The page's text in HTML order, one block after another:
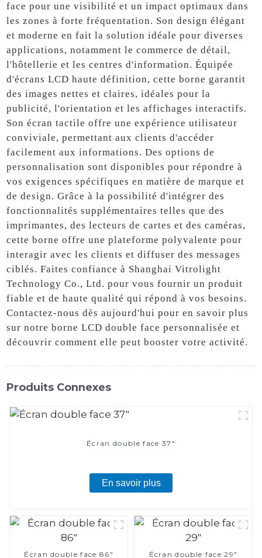
face pour une visibilité et un impact optimaux dans
les zones à forte fréquentation. Son design élégant
et moderne en fait la solution idéale pour diverses
applications, notamment le commerce de détail,
l'hôtellerie et les centres d'information. Équipée
d'écrans LCD haute définition, cette borne garantit
des images nettes et claires, idéales pour la
publicité, l'orientation et les affichages interactifs.
Son écran tactile offre une expérience utilisateur
conviviale, permettant aux clients d'accéder
facilement aux informations. Des options de
personnalisation sont disponibles pour répondre à
vos exigences spécifiques en matière de marque et
de design. Grâce à la possibilité d'intégrer des
fonctionnalités supplémentaires telles que des
imprimantes, des lecteurs de cartes et des caméras,
cette borne offre une plateforme polyvalente pour
interagir avec les clients et diffuser des messages
ciblés. Faites confiance à Shanghai Vitrolight
Technology Co., Ltd. pour vous fournir un produit
fiable et de haute qualité qui répond à vos besoins.
Contactez-nous dès aujourd'hui pour en savoir plus
sur notre borne LCD double face personnalisée et
découvrir comment elle peut booster votre activité.
Produits Connexes
Écran double face 37"
En savoir plus
Écran double face 86" Écran double face 29"